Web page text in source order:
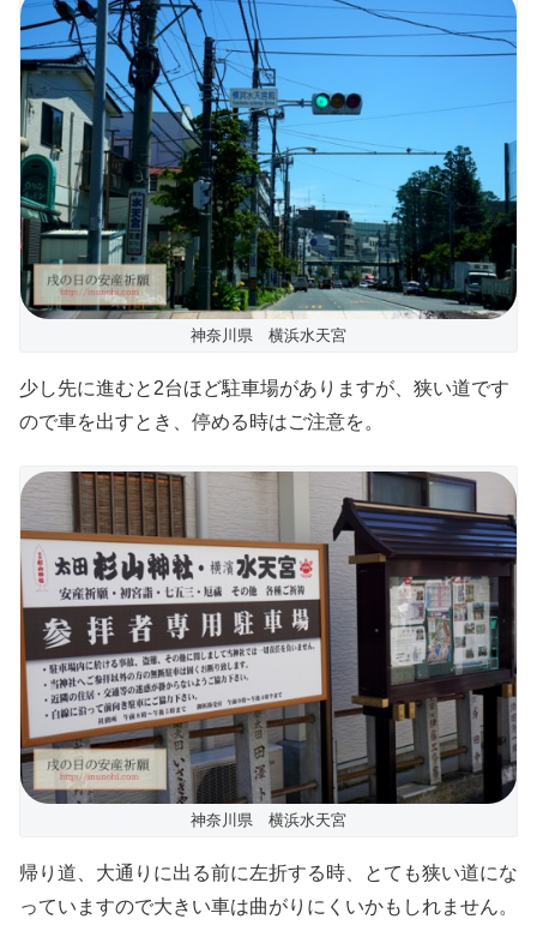
神奈川県 横浜水天宮
少し先に進むと2台ほど駐車場がありますが、狭い道です
ので車を出すとき、停める時はご注意を。
神奈川県 横浜水天宮
帰り道、大通りに出る前に左折する時、とても狭い道にな
っていますので大きい車は曲がりにくいかもしれません。